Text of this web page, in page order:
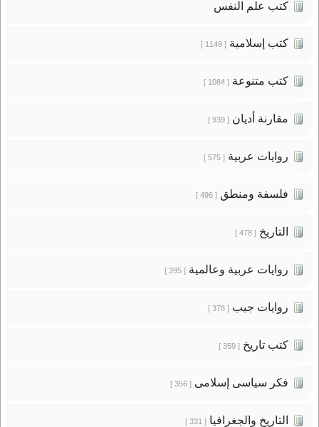
كتب علم النفس
كتب إسلامية[ 1149 ]
كتب متنوعة[ 1084 ]
مقارنة أديان[ 939 ]
روايات عربية[ 575 ]
فلسفة ومنطق[ 496 ]
التاريخ[ 478 ]
روايات عربية وعالمية[ 395 ]
روايات جيب[ 378 ]
كتب تاريخ[ 359 ]
فكر سياسى إسلامى[ 356 ]
التاريخ والجغرافيا[ 331 ]